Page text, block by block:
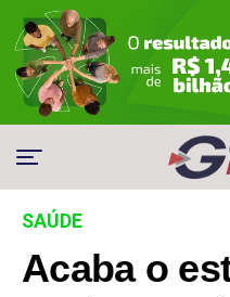
SAÚDE
Acaba o